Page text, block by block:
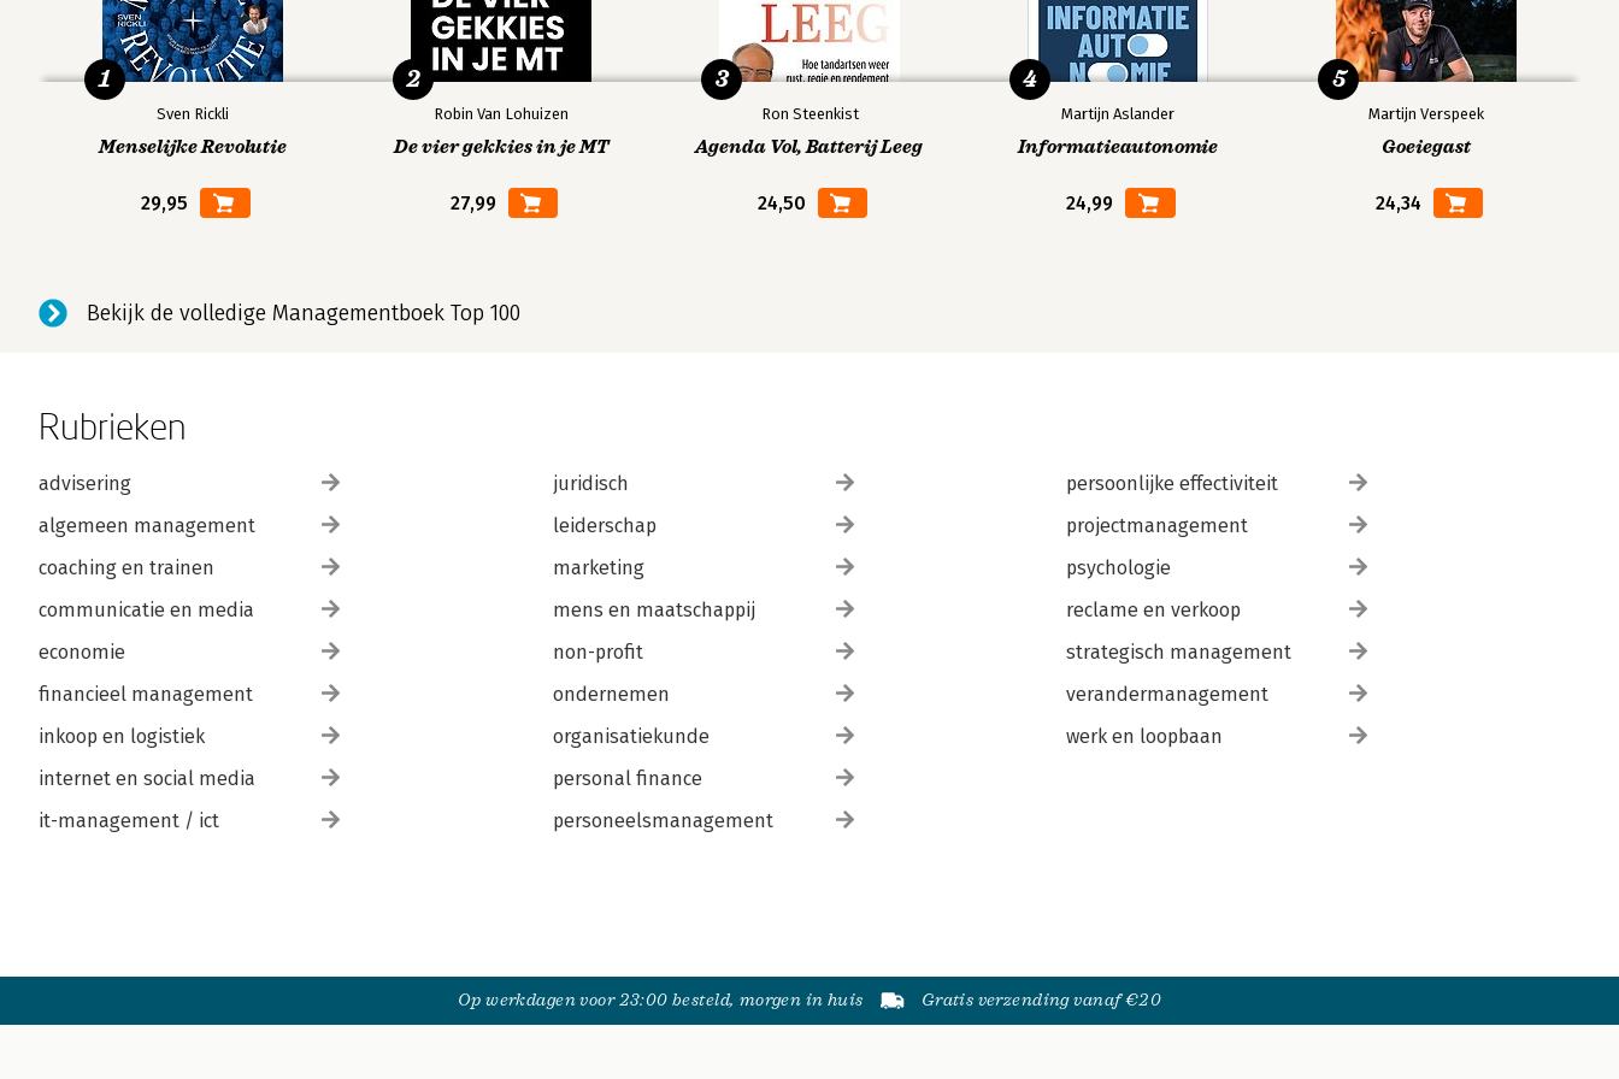
Sven Rickli
Menselijke Revolutie
29,95
1
Robin Van Lohuizen
De vier gekkies in je MT
27,99
2
Ron Steenkist
Agenda Vol, Batterij Leeg
24,50
3
Martijn Aslander
Informatieautonomie
24,99
4
Martijn Verspeek
Goeiegast
24,34
5
Bekijk de volledige Managementboek Top 100
Rubrieken
advisering
algemeen management
coaching en trainen
communicatie en media
economie
financieel management
inkoop en logistiek
internet en social media
it-management / ict
juridisch
leiderschap
marketing
mens en maatschappij
non-profit
ondernemen
organisatiekunde
personal finance
personeelsmanagement
persoonlijke effectiviteit
projectmanagement
psychologie
reclame en verkoop
strategisch management
verandermanagement
werk en loopbaan
Op werkdagen voor 23:00 besteld, morgen in huis Gratis verzending vanaf €20